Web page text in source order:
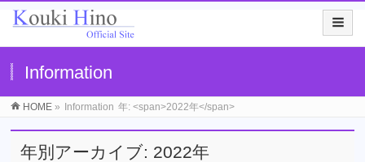
Information
HOME » Information 年: <span>2022年</span>
年別アーカイブ: 2022年